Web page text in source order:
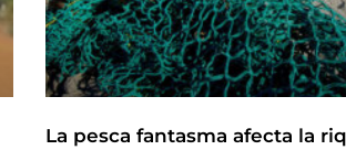
La pesca fantasma afecta la